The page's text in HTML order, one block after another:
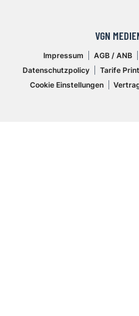
VGN
Impressum AGB / ANB
Datenschutzpolicy
Tarife
Cookie Einstellungen